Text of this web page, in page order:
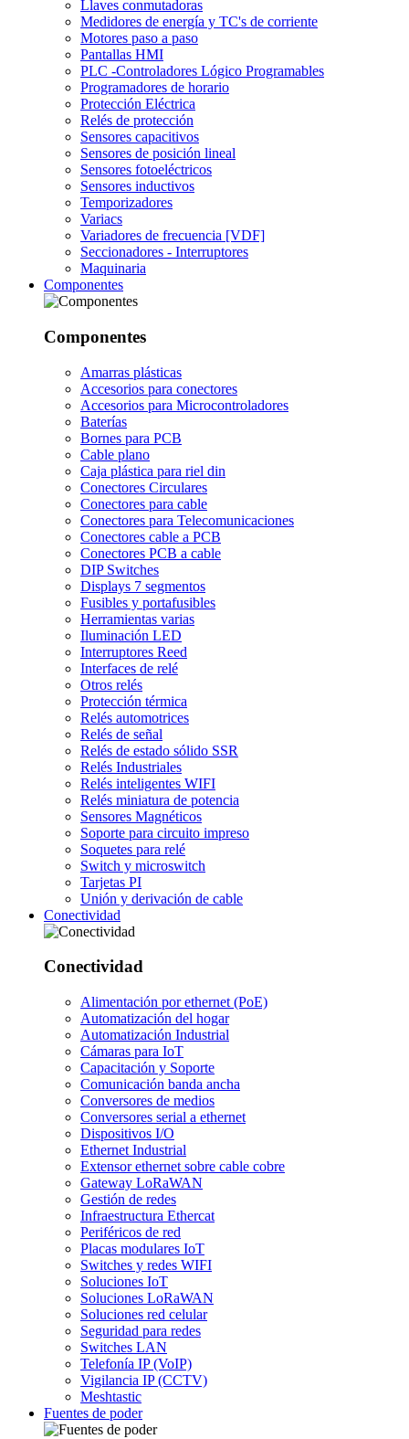
Llaves conmutadoras
Medidores de energía y TC's de corriente
Motores paso a paso
Pantallas HMI
PLC -Controladores Lógico Programables
Programadores de horario
Protección Eléctrica
Relés de protección
Sensores capacitivos
Sensores de posición lineal
Sensores fotoeléctricos
Sensores inductivos
Temporizadores
Variacs
Variadores de frecuencia [VDF]
Seccionadores - Interruptores
Maquinaria
Componentes
Componentes
Amarras plásticas
Accesorios para conectores
Accesorios para Microcontroladores
Baterías
Bornes para PCB
Cable plano
Caja plástica para riel din
Conectores Circulares
Conectores para cable
Conectores para Telecomunicaciones
Conectores cable a PCB
Conectores PCB a cable
DIP Switches
Displays 7 segmentos
Fusibles y portafusibles
Herramientas varias
Iluminación LED
Interruptores Reed
Interfaces de relé
Otros relés
Protección térmica
Relés automotrices
Relés de señal
Relés de estado sólido SSR
Relés Industriales
Relés inteligentes WIFI
Relés miniatura de potencia
Sensores Magnéticos
Soporte para circuito impreso
Soquetes para relé
Switch y microswitch
Tarjetas PI
Unión y derivación de cable
Conectividad
Conectividad
Alimentación por ethernet (PoE)
Automatización del hogar
Automatización Industrial
Cámaras para IoT
Capacitación y Soporte
Comunicación banda ancha
Conversores de medios
Conversores serial a ethernet
Dispositivos I/O
Ethernet Industrial
Extensor ethernet sobre cable cobre
Gateway LoRaWAN
Gestión de redes
Infraestructura Ethercat
Periféricos de red
Placas modulares IoT
Switches y redes WIFI
Soluciones IoT
Soluciones LoRaWAN
Soluciones red celular
Seguridad para redes
Switches LAN
Telefonía IP (VoIP)
Vigilancia IP (CCTV)
Meshtastic
Fuentes de poder